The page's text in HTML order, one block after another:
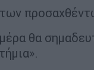
θα